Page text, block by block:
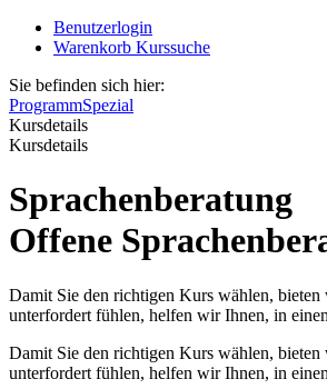
Benutzerlogin
Warenkorb Kurssuche
Sie befinden sich hier:
ProgrammSpezial
Kursdetails
Kursdetails
Sprachenberatung
Offene
Damit Sie den richtigen Kurs wählen,
unterfordert fühlen, helfen wir Ihnen, in
Damit Sie den richtigen Kurs wählen,
unterfordert fühlen, helfen wir Ihnen, in